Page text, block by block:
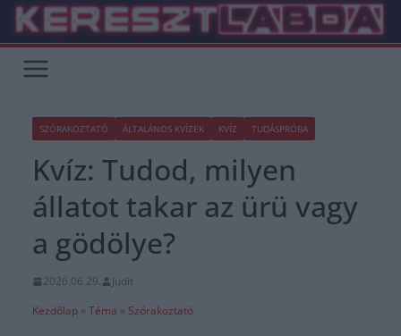
Skip
content
SZÓRAKOZTATÓ ÁLTALÁNOS KVÍZEK KVÍZ TUDÁSPRÓBA
Kvíz: Tudod, milyen
állatot takar az ürü vagy
a gödölye?
2026.06.29.
Judit
Kezdőlap » Téma » Szórakoztató